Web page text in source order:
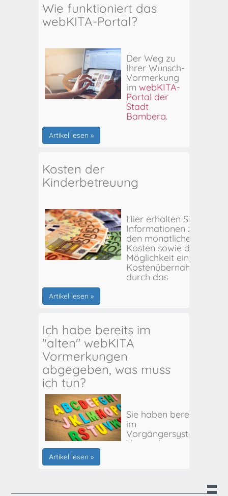
Wie funktioniert das
webKITA-Portal?
Der Weg zu
Ihrer Wunsch-
Vormerkung
im webKITA-
Portal der
Stadt
Bamberg.
Artikel lesen »
Kosten der
Kinderbetreuung
Hier erhalten Sie
Informationen zu
den monatlichen
Kosten sowie der
Möglichkeit einer
Kostenübernahme
durch das
Artikel lesen »
Ich habe bereits im
"alten" webKITA
Vormerkungen
abgegeben, was muss
ich tun?
Sie haben bereits
im
Vorgängersystem
Vormerkungen
Artikel lesen »